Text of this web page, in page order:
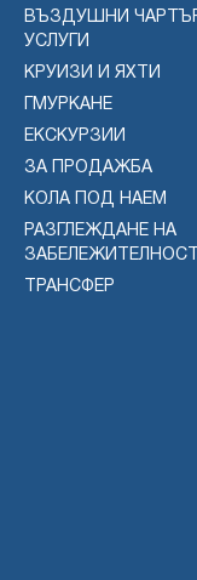
ВЪЗДУШНИ
УСЛУГИ
КРУИЗИ И ЯХТИ
ГМУРКАНЕ
ЕКСКУРЗИИ
ЗА ПРОДАЖБА
КОЛА ПОД НАЕМ
РАЗГЛЕЖДАНЕ НА
ТРАНСФЕР